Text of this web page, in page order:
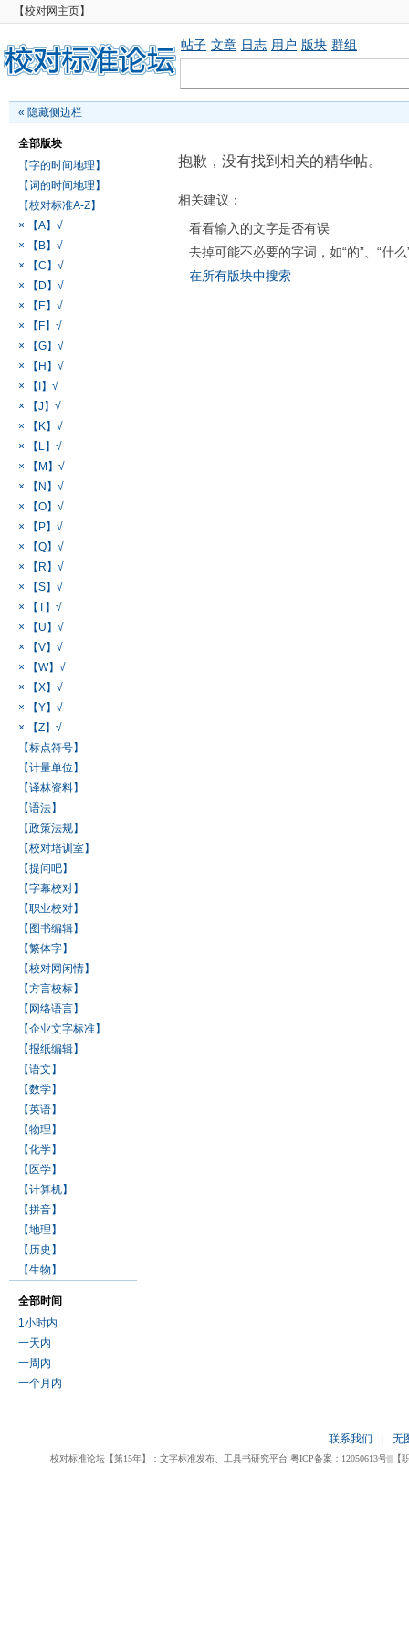
【校对网主页】
帖子 文章 日志 用户 版块 群组
« 隐藏侧边栏
全部版块
【字的时间地理】
【词的时间地理】
【校对标准A-Z】
× 【A】√
× 【B】√
× 【C】√
× 【D】√
× 【E】√
× 【F】√
× 【G】√
× 【H】√
× 【I】√
× 【J】√
× 【K】√
× 【L】√
× 【M】√
× 【N】√
× 【O】√
× 【P】√
× 【Q】√
× 【R】√
× 【S】√
× 【T】√
× 【U】√
× 【V】√
× 【W】√
× 【X】√
× 【Y】√
× 【Z】√
【标点符号】
【计量单位】
【译林资料】
【语法】
【政策法规】
【校对培训室】
【提问吧】
【字幕校对】
【职业校对】
【图书编辑】
【繁体字】
【校对网闲情】
【方言校标】
【网络语言】
【企业文字标准】
【报纸编辑】
【语文】
【数学】
【英语】
【物理】
【化学】
【医学】
【计算机】
【拼音】
【地理】
【历史】
【生物】
全部时间
1小时内
一天内
一周内
一个月内
抱歉，没有找到相关的精华帖。
相关建议：
看看输入的文字是否有误
去掉可能不必要的字词，如“的”、“什么
在所有版块中搜索
联系我们 无
校对标准论坛【第15年】：文字标准发布、工具书研究平台 粤ICP备案：12050613号|||【